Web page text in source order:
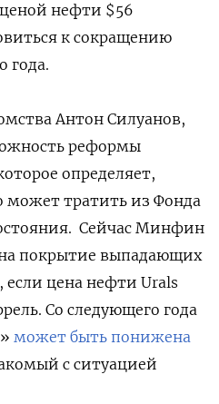
нефти $56
к сокращению
года.
Антон Силуанов,
реформы
определяет,
может тратить из Фонда
Сейчас Минфин
покрытие выпадающих
если цена нефти Urals
Со следующего года
может быть понижена
с ситуацией